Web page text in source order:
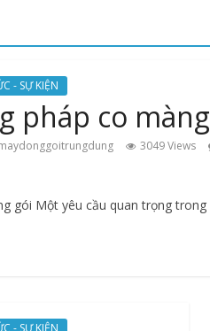
- SỰ KIỆN
pháp co
3049 Views
gói Một yêu cầu quan trọng
- SỰ KIỆN